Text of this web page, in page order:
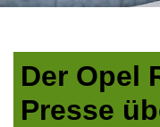
Der Opel
Presse